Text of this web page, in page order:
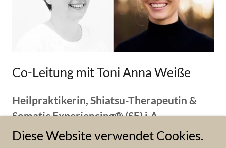
Co-Leitung mit Toni Anna Weiße
Heilpraktikerin, Shiatsu-Therapeutin &
Somatic Experiencing® (SE) i.A.
Diese Website verwendet Cookies.